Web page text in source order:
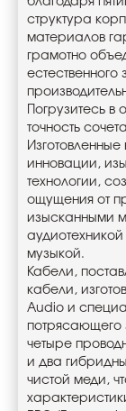
структура
материалов
грамотно
естественного
Погрузитесь
точность
инновации,
технологии,
ощущения от
изысканными
музыкой.
Кабели,
кабели,
Audio и
потрясающего
четыре
и два
чистой меди,